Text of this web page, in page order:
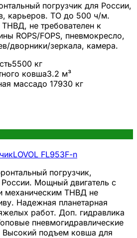
погрузчик для России,
карьеров. ТО до 500 ч/м.
не требователен к
ROPS/FOPS, пневмокресло,
дворники/зеркала, камера.
5500 кг
ковша3.2 м³
массадо 17930 кг
LOVOL FL953F-n
погрузчик,
Мощный двигатель с
механическим ТНВД не
Надежная планетарная
работ. Доп. гидравлика
пневмогидравлические
Высокий подъем ковша для